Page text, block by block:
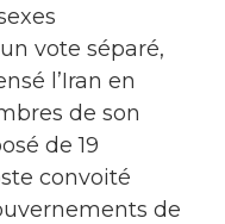
vote séparé,
l’Iran en
de son
de 19
convoité
de